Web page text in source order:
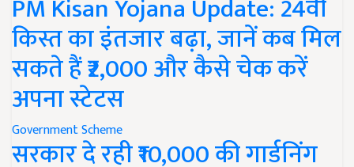
PM Kisan Yojana Update: 24वीं
किस्त का इंतजार बढ़ा, जानें कब मिल
सकते हैं ₹2,000 और कैसे चेक करें
अपना स्टेटस
Government Scheme
सरकार दे रही ₹10,000 की गार्डनिंग